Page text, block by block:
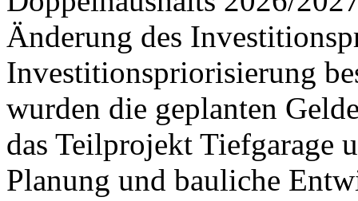
Änderung des
Investitionspriorisierung
wurden die geplanten
das Teilprojekt Tiefgarage
Planung und bauliche